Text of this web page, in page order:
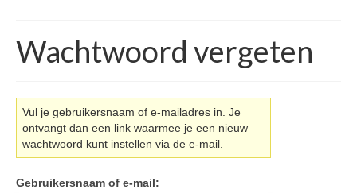
Wachtwoord vergeten
Vul je gebruikersnaam of e-mailadres in. Je
ontvangt dan een link waarmee je een nieuw
wachtwoord kunt instellen via de e-mail.
Gebruikersnaam of e-mail: